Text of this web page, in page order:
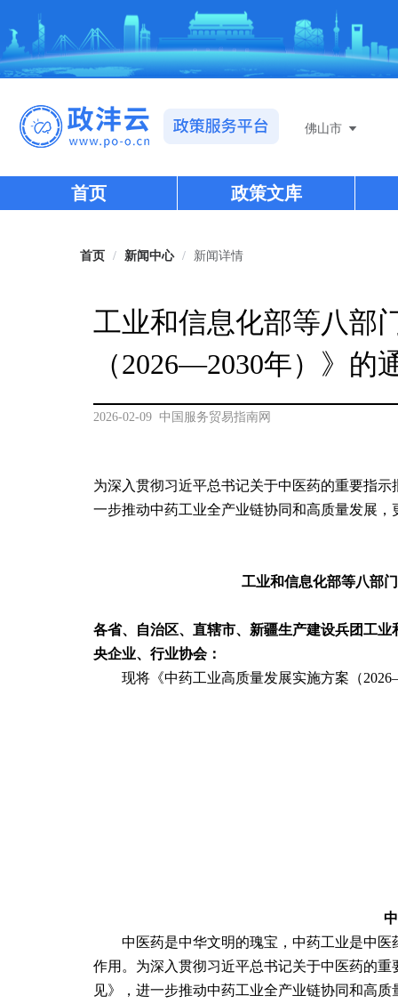
佛山市
首页 政策文库
首页 / 新闻中心 / 新闻详情
工业和信息化部等八部
（2026—2030年）》的
2026-02-09  中国服务贸易指南网
为深入贯彻习近平总书记关于中医药的重要指
一步推动中药工业全产业链协同和高质量发展
工业和信息化部等八部
各省、自治区、直辖市、新疆生产建设兵团工
央企业、行业协会：
现将《中药工业高质量发展实施方案（
中医药是中华文明的瑰宝，中药工业是中医
作用。为深入贯彻习近平总书记关于中医药的
见》，进一步推动中药工业全产业链协同和高